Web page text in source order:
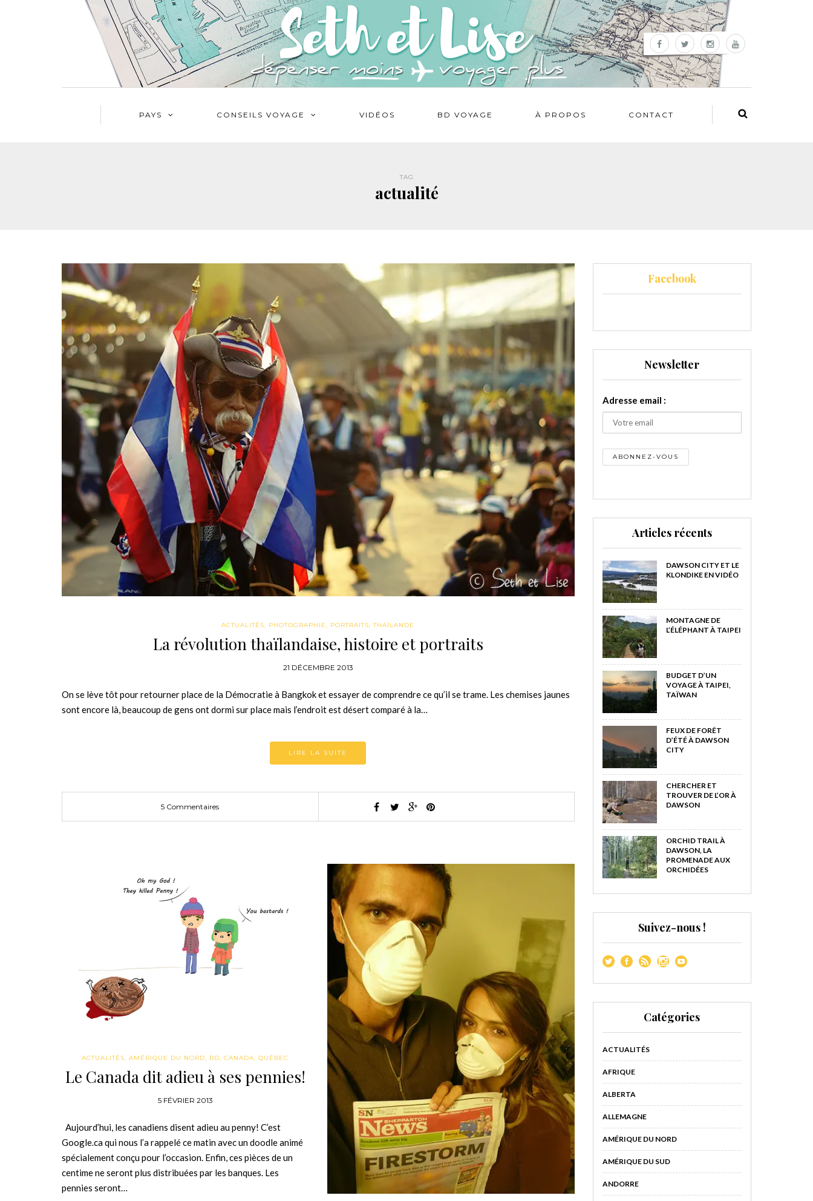
PAYS CONSEILS VOYAGE VIDÉOS BD VOYAGE À PROPOS CONTACT
TAG
actualité
ACTUALITÉS, PHOTOGRAPHIE, PORTRAITS,THAÏLANDE
La révolution thaïlandaise, histoire et portraits
21 DÉCEMBRE 2013
On se lève tôt pour retourner place de la Démocratie à Bangkok et essayer de comprendre ce qu’il se trame. Les chemises jaunes
sont encore là, beaucoup de gens ont dormi sur place mais l’endroit est désert comparé à la…
LIRE LA SUITE
5 Commentaires
ACTUALITÉS,AMÉRIQUE DU NORD, BD,CANADA,QUÉBEC
Le Canada dit adieu à ses pennies!
5 FÉVRIER 2013
Aujourd’hui, les canadiens disent adieu au penny! C’est
Google.ca qui nous l’a rappelé ce matin avec un doodle animé
spécialement conçu pour l’occasion. Enfin, ces pièces de un
centime ne seront plus distribuées par les banques. Les
pennies seront…
Facebook
Newsletter
Adresse email :
Articles récents
DAWSON CITY ET LE
KLONDIKE EN VIDÉO
MONTAGNE DE
L’ÉLÉPHANT À TAIPEI
BUDGET D’UN
VOYAGE À TAIPEI,
TAÏWAN
FEUX DE FORÊT
D’ÉTÉ À DAWSON
CITY
CHERCHER ET
TROUVER DE L’OR À
DAWSON
ORCHID TRAIL À
DAWSON, LA
PROMENADE AUX
ORCHIDÉES
Suivez-nous !
Catégories
ACTUALITÉS
AFRIQUE
ALBERTA
ALLEMAGNE
AMÉRIQUE DU NORD
AMÉRIQUE DU SUD
ANDORRE